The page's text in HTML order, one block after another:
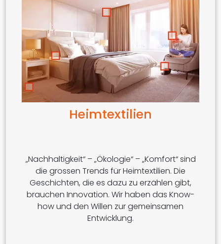
Heimtextilien
„Nachhaltigkeit“ – „Ökologie“ – „Komfort“ sind
die grossen Trends für Heimtextilien. Die
Geschichten, die es dazu zu erzählen gibt,
brauchen Innovation. Wir haben das Know-
how und den Willen zur gemeinsamen
Entwicklung.